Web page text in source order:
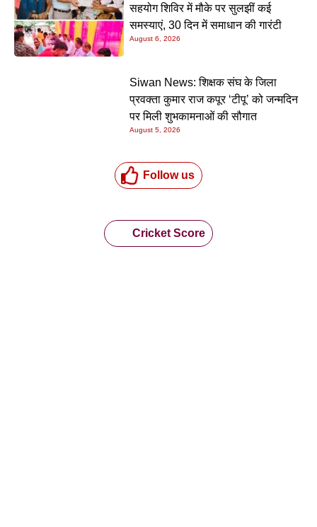
सहयोग शिविर में मौके पर सुलझीं कई
समस्याएं, 30 दिन में समाधान की गारंटी
August 6, 2026
Siwan News: शिक्षक संघ के जिला
प्रवक्ता कुमार राज कपूर ‘टीपू’ को जन्मदिन
पर मिली शुभकामनाओं की सौगात
August 5, 2026
Follow us
Cricket Score